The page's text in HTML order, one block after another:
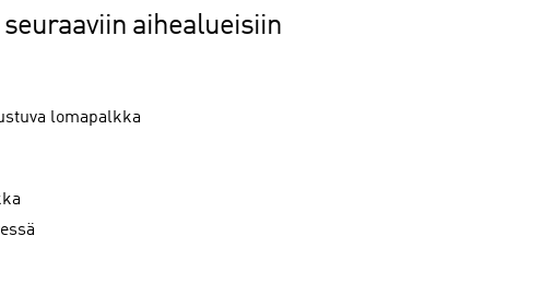
aihealueisiin
lomapalkka